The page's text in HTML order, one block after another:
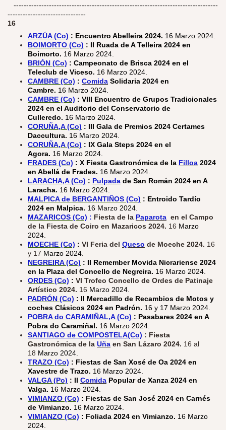
---------------------------------------------------------------------------------
-------------------------------
16
ARZÚA (Co) : Encuentro Abelleira 2024. 16 Marzo 2024.
BOIMORTO (Co) : II Ruada de A Telleira 2024 en
Boimorto. 16 Marzo 2024.
BRIÓN (Co) : Campeonato de Brisca 2024 en el
Teleclub de Viceso. 16 Marzo 2024.
CAMBRE (Co) : Comida Solidaria 2024 en
Cambre. 16 Marzo 2024.
CAMBRE (Co) : VIII Encuentro de Grupos Tradicionales
2024 en el Auditorio del Conservatorio de
Culleredo. 16 Marzo 2024.
CORUÑA,A (Co) : III Gala de Premios 2024 Certames
Daccultura. 16 Marzo 2024.
CORUÑA,A (Co) : IX Gala Steps 2024 en el
Agora. 16 Marzo 2024.
FRADES (Co) : X Fiesta Gastronómica de la Filloa 2024
en Abellá de Frades. 16 Marzo 2024.
LARACHA,A (Co) : Pulpada de San Román 2024 en A
Laracha. 16 Marzo 2024.
MALPICA de BERGANTIÑOS (Co) : Entroido Tardío
2024 en Malpica. 16 Marzo 2024.
MAZARICOS (Co) : Fiesta de la Paparota en el Campo
de la Fiesta de Coiro en Mazaricos 2024. 16 Marzo
2024.
MOECHE (Co) : VI Feria del Queso de Moeche 2024. 16
y 17 Marzo 2024.
NEGREIRA (Co) : II Remember Movida Nicrariense 2024
en la Plaza del Concello de Negreira. 16 Marzo 2024.
ORDES (Co) : VI Trofeo Concello de Ordes de Patinaje
Artístico 2024. 16 Marzo 2024.
PADRÓN (Co) : II Mercadillo de Recambios de Motos y
coches Clásicos 2024 en Padrón. 16 y 17 Marzo 2024.
POBRA do CARAMIÑAL,A (Co) : Pasabares 2024 en A
Pobra do Caramiñal. 16 Marzo 2024.
SANTIAGO de COMPOSTELA(Co) : Fiesta
Gastronómica de la Uña en San Lázaro 2024. 16 al
18 Marzo 2024.
TRAZO (Co) : Fiestas de San Xosé de Oa 2024 en
Xavestre de Trazo. 16 Marzo 2024.
VALGA (Po) : II Comida Popular de Xanza 2024 en
Valga. 16 Marzo 2024.
VIMIANZO (Co) : Fiestas de San José 2024 en Carnés
de Vimianzo. 16 Marzo 2024.
VIMIANZO (Co) : Foliada 2024 en Vimianzo. 16 Marzo
2024.